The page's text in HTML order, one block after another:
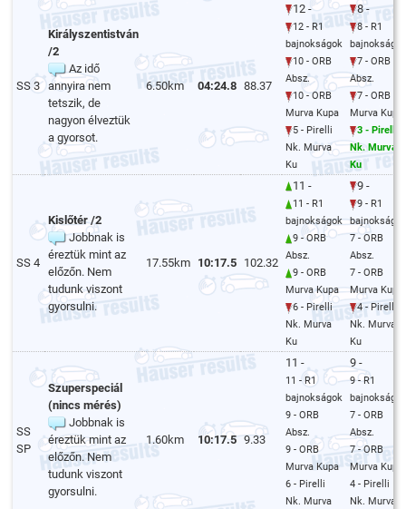
SS 3
Királyszentistván
/2
Az idő
annyira nem
tetszik, de
nagyon élveztük
a gyorsot.
6.50km 04:24.8 88.37
12 -
12 - R1
bajnokságok
10 - ORB
Absz.
10 - ORB
Murva Kupa
5 - Pirelli
Nk. Murva
Ku
8 -
8 - R1
7 - ORB
Absz.
7 - ORB
Murva Kupa
3 - Pirelli
Nk. Murva
Ku
SS 4
Kislőtér /2
Jobbnak is
éreztük mint az
előzőn. Nem
tudunk viszont
gyorsulni.
17.55km 10:17.5 102.32
11 -
11 - R1
bajnokságok
9 - ORB
Absz.
9 - ORB
Murva Kupa
6 - Pirelli
Nk. Murva
Ku
9 -
9 - R1
7 - ORB
Absz.
7 - ORB
Murva Kupa
4 - Pirelli
Nk. Murva
Ku
SS
SP
Szuperspeciál
(nincs mérés)
Jobbnak is
éreztük mint az
előzőn. Nem
tudunk viszont
gyorsulni.
1.60km 10:17.5 9.33
11 -
11 - R1
bajnokságok
9 - ORB
Absz.
9 - ORB
Murva Kupa
6 - Pirelli
Nk. Murva
9 -
9 - R1
7 - ORB
Absz.
7 - ORB
Murva Kupa
4 - Pirelli
Nk. Murva